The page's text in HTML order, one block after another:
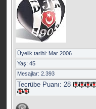
Üyelik tarihi: Mar 2006
Yaş: 45
Mesajlar: 2.393
Tecrübe Puanı:28